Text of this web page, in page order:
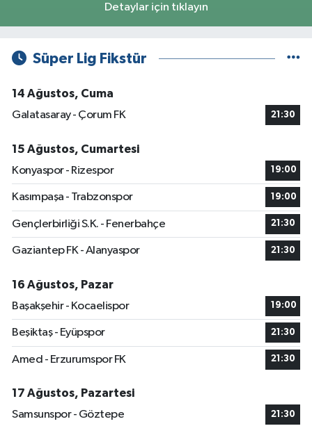
Detaylar için tıklayın
Süper Lig Fikstür
14 Ağustos, Cuma
Galatasaray - Çorum FK
21:30
15 Ağustos, Cumartesi
Konyaspor - Rizespor
19:00
Kasımpaşa - Trabzonspor 19:00
Gençlerbirliği S.K. - Fenerbahçe 21:30
Gaziantep FK - Alanyaspor 21:30
16 Ağustos, Pazar
Başakşehir - Kocaelispor
19:00
Beşiktaş - Eyüpspor 21:30
Amed - Erzurumspor FK 21:30
17 Ağustos, Pazartesi
Samsunspor - Göztepe
21:30